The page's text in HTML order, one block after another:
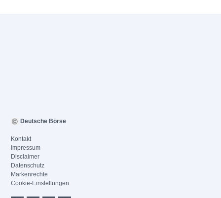
Deutsche Börse
Kontakt
Impressum
Disclaimer
Datenschutz
Markenrechte
Cookie-Einstellungen